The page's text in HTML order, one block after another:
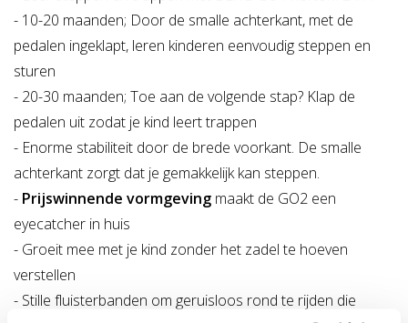
- 10-20 maanden; Door de smalle achterkant, met de
pedalen ingeklapt, leren kinderen eenvoudig steppen en
sturen
- 20-30 maanden; Toe aan de volgende stap? Klap de
pedalen uit zodat je kind leert trappen
- Enorme stabiliteit door de brede voorkant. De smalle
achterkant zorgt dat je gemakkelijk kan steppen.
- Prijswinnende vormgeving maakt de GO2 een
eyecatcher in huis
- Groeit mee met je kind zonder het zadel te hoeven
verstellen
- Stille fluisterbanden om geruisloos rond te rijden die